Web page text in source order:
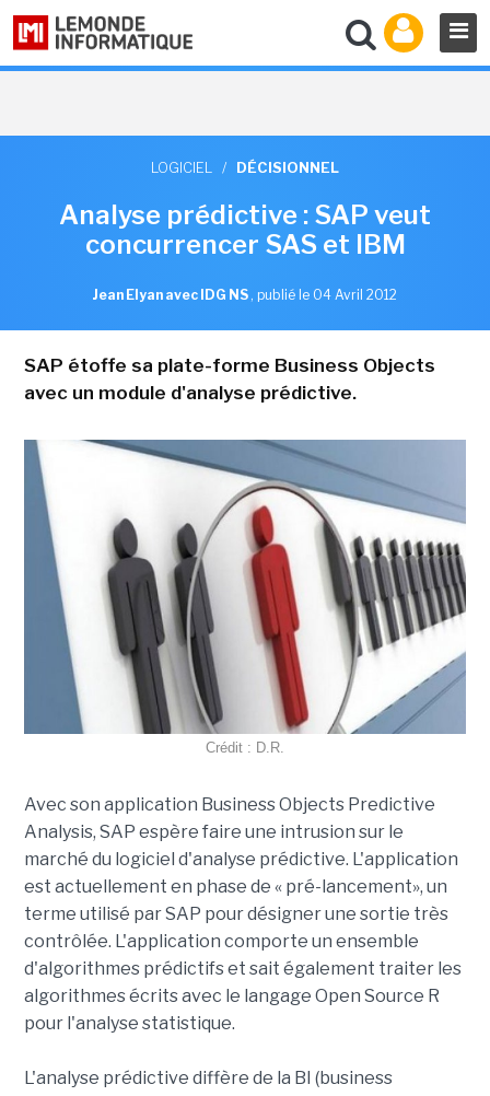
LOGICIEL / DÉCISIONNEL
Analyse prédictive : SAP veut
concurrencer SAS et IBM
Jean Elyan avec IDG NS , publié le 04 Avril 2012
SAP étoffe sa plate-forme Business Objects
avec un module d'analyse prédictive.
Crédit : D.R.
Avec son application Business Objects Predictive
Analysis, SAP espère faire une intrusion sur le
marché du logiciel d'analyse prédictive. L'application
est actuellement en phase de « pré-lancement», un
terme utilisé par SAP pour désigner une sortie très
contrôlée. L'application comporte un ensemble
d'algorithmes prédictifs et sait également traiter les
algorithmes écrits avec le langage Open Source R
pour l'analyse statistique.
L'analyse prédictive diffère de la BI (business